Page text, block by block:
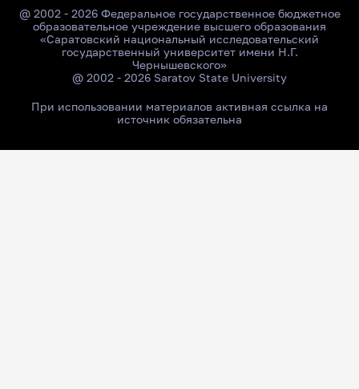
@ 2002 - 2026 Федеральное государственное бюджетное
образовательное учреждение высшего образования
«Саратовский национальный исследовательский
государственный университет имени Н.Г.
Чернышевского»
@ 2002 - 2026 Saratov State University
При использовании материалов активная ссылка на
источник обязательна